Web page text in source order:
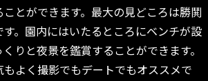
ことができます。最大の見どころは勝鬨
。園内にはいたるところにベンチが設
りと夜景を鑑賞することができます。
よく撮影でもデートでもオススメで